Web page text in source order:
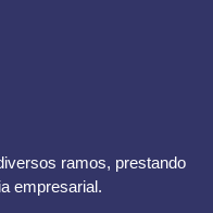
ramos, prestando
empresarial.